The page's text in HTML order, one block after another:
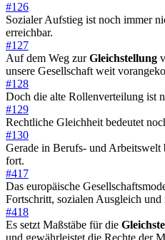
#126
Sozialer Aufstieg ist noch immer
erreichbar.
#127
Auf dem Weg zurGleichstellung
unsere Gesellschaft weit
#128
Doch die alte Rollenverteilung ist
#129
Rechtliche Gleichheit bedeutet
#130
Gerade in Berufs- und Arbeitswelt
fort.
#417
Das europäische
Fortschritt, sozialen Ausgleich
#418
Es setzt Maßstäbe für die